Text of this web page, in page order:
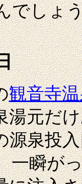
でしょ
観音寺
湯元だ
源泉投
一瞬が